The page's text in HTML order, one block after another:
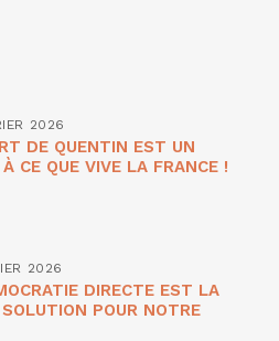
2026
DE QUENTIN EST UN
CE QUE VIVE LA FRANCE !
2026
DIRECTE EST LA
POUR NOTRE